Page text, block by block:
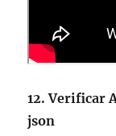
12. Verificar
json